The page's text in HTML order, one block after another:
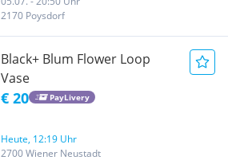
2170 Poysdorf
Black+ Blum Flower Loop
Vase
€ 20 PayLivery
Heute, 12:19 Uhr
2700 Wiener Neustadt